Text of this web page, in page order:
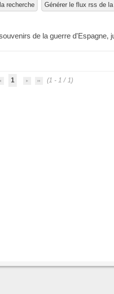
recherche Générer le flux rss de
de la guerre d'Espagne,
1 (1 - 1 / 1)